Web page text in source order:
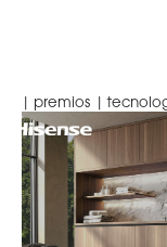
| premios |